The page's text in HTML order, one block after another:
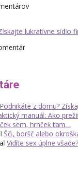
lukratívne sídlo
Podnikáte z domu?
manuál: Ako
sem, hrnček tam…
Šči, boršč alebo
Vidíte sex úplne všade?